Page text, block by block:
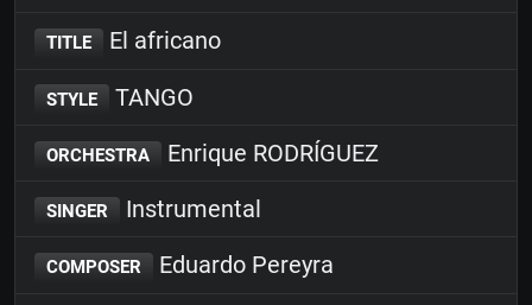
TITLE El africano
STYLE TANGO
ORCHESTRA Enrique RODRÍGUEZ
SINGER Instrumental
COMPOSER Eduardo Pereyra